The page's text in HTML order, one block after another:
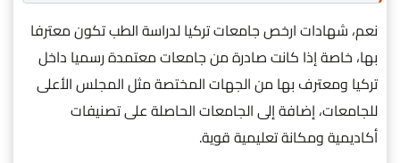
نعم، شهادات ارخص جامعات تركيا لدراسة الطب تكون معترفا
بها، خاصة إذا كانت صادرة من جامعات معتمدة رسميا داخل
تركيا ومعترف بها من الجهات المختصة مثل المجلس الأعلى
للجامعات، إضافة إلى الجامعات الحاصلة على تصنيفات
أكاديمية ومكانة تعليمية قوية.